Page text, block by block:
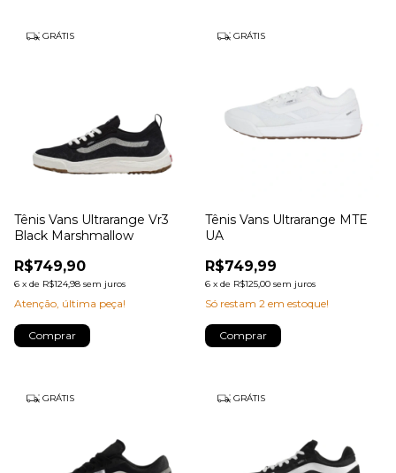
GRÁTIS
Tênis Vans Ultrarange Vr3
Black Marshmallow
R$749,90
6 x de R$124,98 sem juros
Atenção, última peça!
Comprar
GRÁTIS
Tênis Vans Ultrarange MTE
UA
R$749,99
6 x de R$125,00 sem juros
Só restam 2 em estoque!
Comprar
GRÁTIS GRÁTIS